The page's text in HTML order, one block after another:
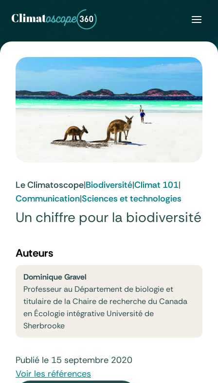
Le Climatoscope|Biodiversité|Climat 101|
Communication|Sciences et technologies
Un chiffre pour la biodiversité
Auteurs
Dominique Gravel
Professeur au Département de biologie et
titulaire de la Chaire de recherche du Canada
en Écologie intégrative Université de
Sherbrooke
Publié le 15 septembre 2020
Voir les références